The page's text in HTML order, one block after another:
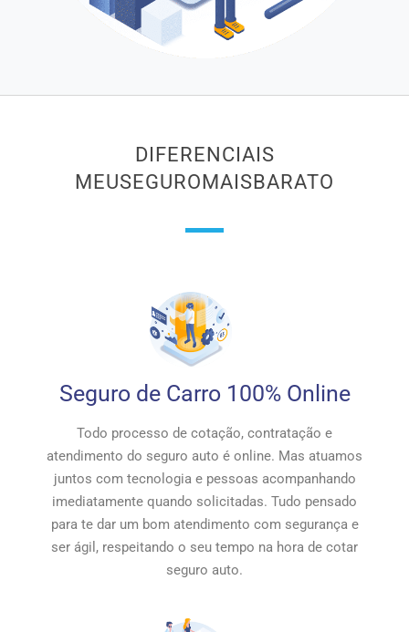
DIFERENCIAIS
MEUSEGUROMAISBARATO
Seguro de Carro 100% Online
Todo processo de cotação, contratação e
atendimento do seguro auto é online. Mas atuamos
juntos com tecnologia e pessoas acompanhando
imediatamente quando solicitadas. Tudo pensado
para te dar um bom atendimento com segurança e
ser ágil, respeitando o seu tempo na hora de cotar
seguro auto.